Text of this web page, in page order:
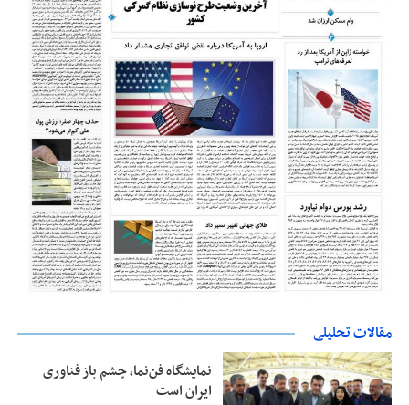
مقالات تحلیلی
نمایشگاه فن‌نما، چشم باز فناوری
ایران است